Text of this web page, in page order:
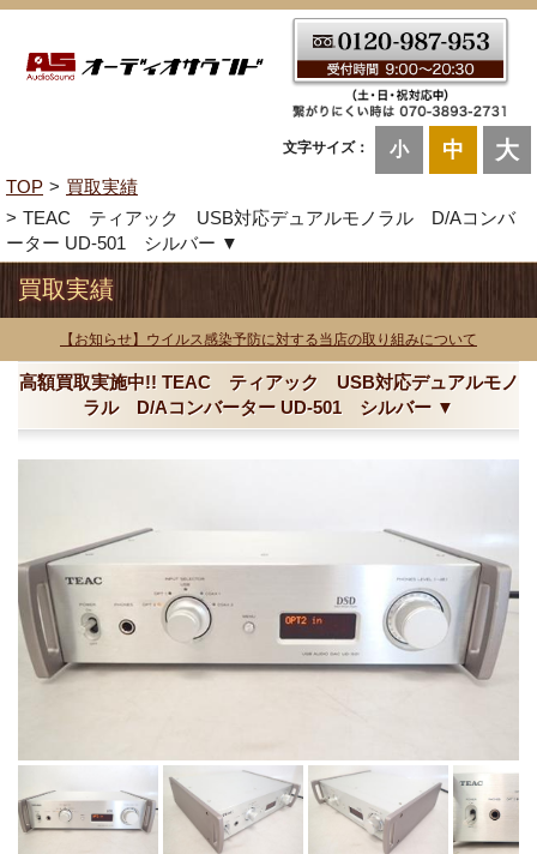
文字サイズ： 小 中 大
TOP
買取実績
TEAC ティアック USB対応デュアルモノラル D/Aコンバ
ーター UD-501 シルバー ▼
買取実績
【お知らせ】ウイルス感染予防に対する当店の取り組みについて
高額買取実施中!! TEAC ティアック USB対応デュアルモノ
ラル D/Aコンバーター UD-501 シルバー ▼